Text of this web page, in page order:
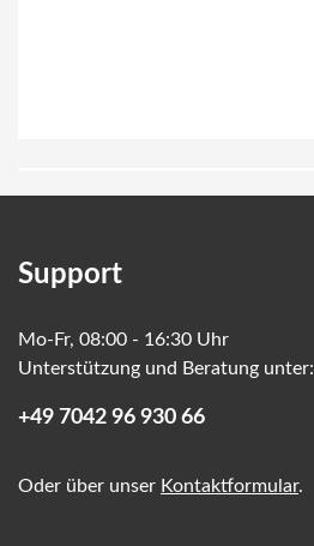
Support
Mo-Fr, 08:00 - 16:30 Uhr
Unterstützung und Beratung unter:
+49 7042 96 930 66
Oder über unser Kontaktformular.